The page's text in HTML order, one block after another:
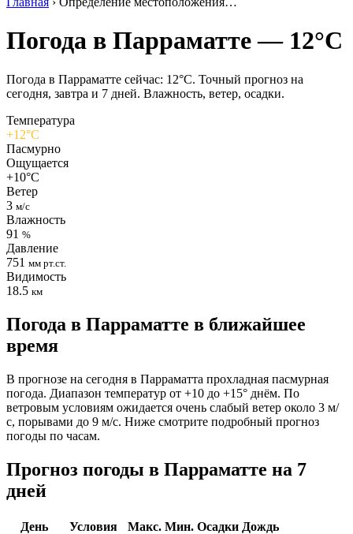
Погода в Парраматте — 12°C
Погода в Парраматте сейчас: 12°C. Точный прогноз на
сегодня, завтра и 7 дней. Влажность, ветер, осадки.
Температура
+12°C
Пасмурно
Ощущается
+10°C
Ветер
3 м/с
Влажность
91 %
Давление
751 мм рт.ст.
Видимость
18.5 км
Погода в Парраматте в ближайшее
время
В прогнозе на сегодня в Парраматта прохладная пасмурная
погода. Диапазон температур от +10 до +15° днём. По
ветровым условиям ожидается очень слабый ветер около 3 м/
с, порывами до 9 м/с. Ниже смотрите подробный прогноз
погоды по часам.
Прогноз погоды в Парраматте на 7
дней
День Условия Макс. Мин. Осадки Дождь